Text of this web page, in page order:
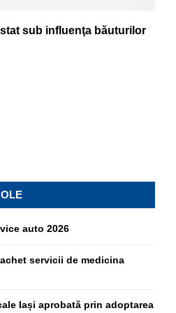
sub influenţa băuturilor
auto 2026
servicii de medicina
Iași aprobată prin adoptarea